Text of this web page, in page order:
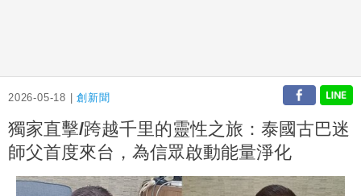
2026-05-18 |創新聞
獨家直擊/跨越千里的靈性之旅：泰國古巴迷
師父首度來台，為信眾啟動能量淨化